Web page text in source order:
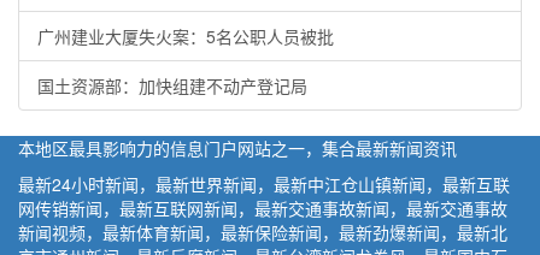
广州建业大厦失火案：5名公职人员被批
国土资源部：加快组建不动产登记局
本地区最具影响力的信息门户网站之一，集合最新新闻资讯
最新24小时新闻，最新世界新闻，最新中江仓山镇新闻，最新互联
网传销新闻，最新互联网新闻，最新交通事故新闻，最新交通事故
新闻视频，最新体育新闻，最新保险新闻，最新劲爆新闻，最新北